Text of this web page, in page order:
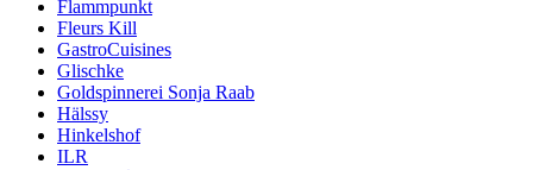
Flammpunkt
Fleurs Kill
GastroCuisines
Glischke
Goldspinnerei Sonja Raab
Hälssy
Hinkelshof
ILR